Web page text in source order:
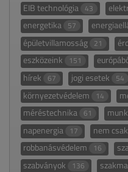
EIB technológia 43
energetika 57
épületvillamosság 21
eszközeink 151
hírek 67 jogi esetek 54
környezetvédelem 14
méréstechnika 61
napenergia 17 nem
robbanásvédelem 16
szabványok 136